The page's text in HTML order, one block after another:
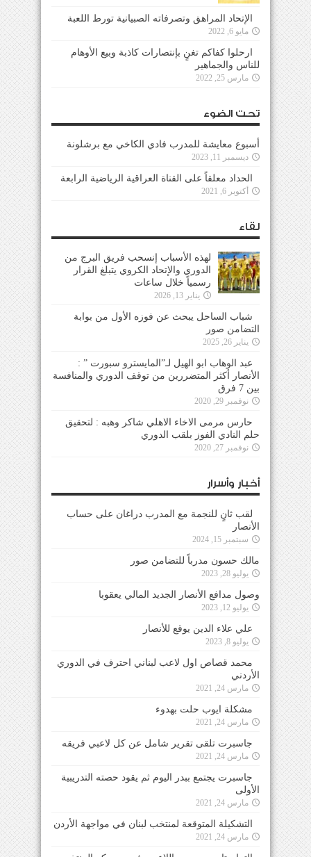
الإتحاد المراهق وتصرفاته الصبيانية تورط اللعبة
مايو 6, 2022
ارحلوا كفاكم تغنٍ بإنتصارات كاذبة وبيع الأوهام
للناس والجماهير
مارس 25, 2022
تحت الضوء
أسبوع معايشة للمدرب فادي الكاخي مع برشلونة
ديسمبر 11, 2023
الحداد معلقاً على القناة العراقية الرياضية الرابعة
أكتوبر 6, 2021
لقاء
لهذه الأسباب إنسحب فريق البرج من
الدوري والإتحاد الكروي يتبلغ القرار
رسمياً خلال ساعات
يناير 13, 2026
شباب الساحل يبحث عن فوزه الأول من بوابة
التضامن صور
يناير 26, 2025
عبد الوهاب ابو الهيل لـ”المايسترو سبورت ” :
الأنصار أكثر المتضررين من توقف الدوري والمنافسة
بين 7 فرق
نوفمبر 29, 2020
حارس مرمى الاخاء الاهلي شاكر وهبه : لتحقيق
حلم النادي الفوز بلقب الدوري
نوفمبر 27, 2020
أخبار وأسرار
لقب ثانٍ للنجمة مع المدرب دراغان على حساب
الأنصار
سبتمبر 15, 2024
مالك حسون مدرباً للتضامن صور
يوليو 28, 2023
وصول مدافع الأنصار الجديد المالي يعقوبا
يوليو 12, 2023
علي علاء الدين يوقع للأنصار
يوليو 8, 2023
محمد قصاص اول لاعب لبناني احترف في الدوري
الأردني
مارس 24, 2021
مشكلة ايوب حلت بهدوء
مارس 24, 2021
جاسبرت تلقى تقرير شامل عن كل لاعبي فريقه
مارس 24, 2021
جاسبرت يجتمع ببدر اليوم ثم يقود حصته التدريبية
الأولى
مارس 24, 2021
التشكيلة المتوقعة لمنتخب لبنان في مواجهة الأردن
مارس 24, 2021